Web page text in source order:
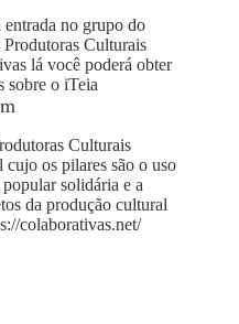
entrada no grupo do
Culturais
lá você poderá obter
sobre o iTeia
Culturais
os pilares são o uso
solidária e a
da produção cultural
colaborativas.net/